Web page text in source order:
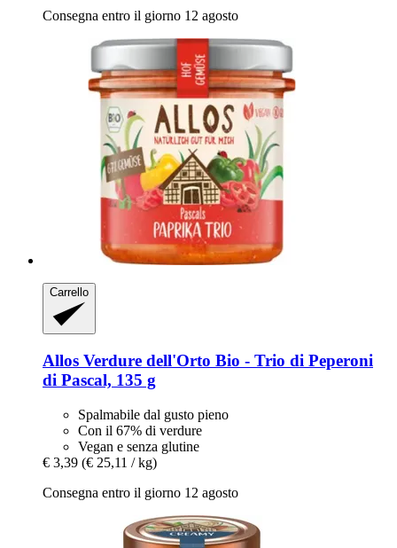
Consegna entro il giorno 12 agosto
Carrello
Allos Verdure dell'Orto Bio -​ Trio di Peperoni
di Pascal, 135 g
Spalmabile dal gusto pieno
Con il 67% di verdure
Vegan e senza glutine
€ 3,39 (€ 25,11 / kg)
Consegna entro il giorno 12 agosto